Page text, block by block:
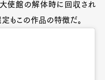
大使館の解体時に回収され
もこの作品の特徴だ。